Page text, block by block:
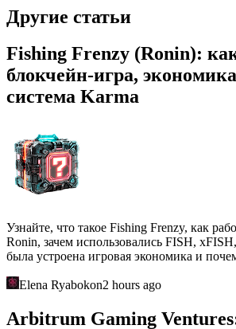
Другие статьи
Fishing Frenzy (Ronin):
блокчейн-игра,
система Karma
Узнайте, что такое Fishing Frenzy, как
Ronin, зачем использовались FISH,
была устроена игровая экономика и
Elena Ryabokon2 hours ago
Arbitrum Gaming